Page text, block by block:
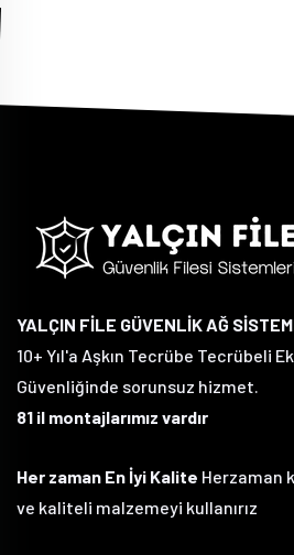
YALÇIN FİLE GÜVENLİK AĞ
10+ Yıl'a Aşkın Tecrübe Tecrübeli
Güvenliğinde sorunsuz hizmet.
81 il montajlarımız vardır
Her zaman En İyi Kalite Herzaman
ve kaliteli malzemeyi kullanırız